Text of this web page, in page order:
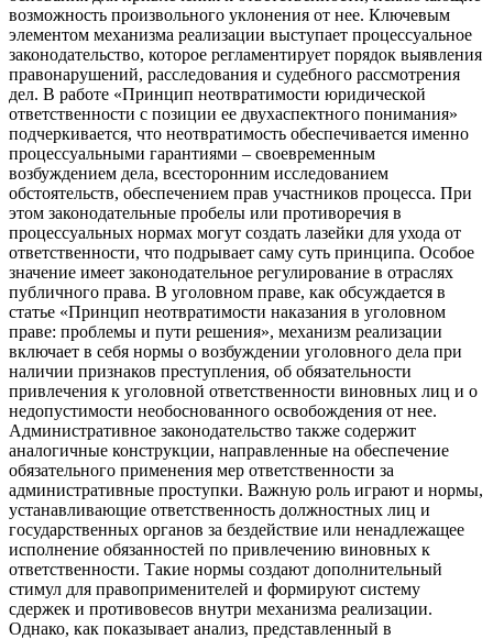
возможность произвольного уклонения от нее. Ключевым
элементом механизма реализации выступает процессуальное
законодательство, которое регламентирует порядок выявления
правонарушений, расследования и судебного рассмотрения
дел. В работе «Принцип неотвратимости юридической
ответственности с позиции ее двухаспектного понимания»
подчеркивается, что неотвратимость обеспечивается именно
процессуальными гарантиями – своевременным
возбуждением дела, всесторонним исследованием
обстоятельств, обеспечением прав участников процесса. При
этом законодательные пробелы или противоречия в
процессуальных нормах могут создать лазейки для ухода от
ответственности, что подрывает саму суть принципа. Особое
значение имеет законодательное регулирование в отраслях
публичного права. В уголовном праве, как обсуждается в
статье «Принцип неотвратимости наказания в уголовном
праве: проблемы и пути решения», механизм реализации
включает в себя нормы о возбуждении уголовного дела при
наличии признаков преступления, об обязательности
привлечения к уголовной ответственности виновных лиц и о
недопустимости необоснованного освобождения от нее.
Административное законодательство также содержит
аналогичные конструкции, направленные на обеспечение
обязательного применения мер ответственности за
административные проступки. Важную роль играют и нормы,
устанавливающие ответственность должностных лиц и
государственных органов за бездействие или ненадлежащее
исполнение обязанностей по привлечению виновных к
ответственности. Такие нормы создают дополнительный
стимул для правоприменителей и формируют систему
сдержек и противовесов внутри механизма реализации.
Однако, как показывает анализ, представленный в